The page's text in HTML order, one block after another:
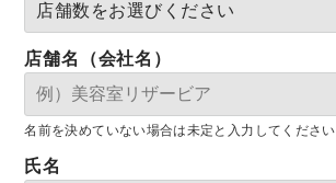
店舗名（会社名）
名前を決めていない場合は未定と入力してください
氏名